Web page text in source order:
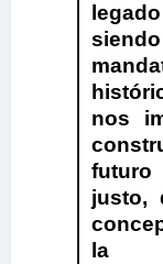
nos
justo,
la